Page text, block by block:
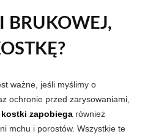
BRUKOWEJ,
ważne, jeśli myślimy o
ochronie przed zarysowaniami,
kostki zapobiega również
mchu i porostów. Wszystkie te